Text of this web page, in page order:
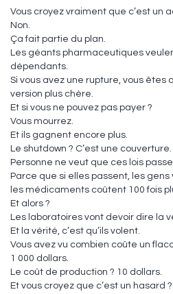
Vous croyez vraiment que c’est un
Non.
Ça fait partie du plan.
Les géants pharmaceutiques
dépendants.
Si vous avez une rupture, vous êtes
version plus chère.
Et si vous ne pouvez pas payer ?
Vous mourrez.
Et ils gagnent encore plus.
Le shutdown ? C’est une couverture.
Personne ne veut que ces lois
Parce que si elles passent, les
les médicaments coûtent 100 fois
Et alors ?
Les laboratoires vont devoir dire la
Et la vérité, c’est qu’ils volent.
Vous avez vu combien coûte un
1 000 dollars.
Le coût de production ? 10 dollars.
Et vous croyez que c’est un hasard ?